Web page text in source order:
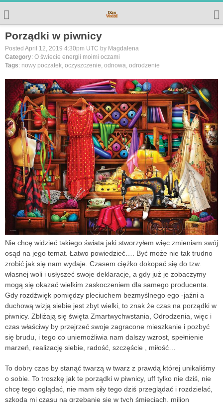
Porządki w piwnicy
Posted April 12, 2019 4:30pm UTC by Magdalena
Category: O świecie energii moimi oczami
Tags: nowy poczatek, oczyszczenie, odnowa, odrodzenie
Nie chcę widzieć takiego świata jaki stworzyłem więc zmieniam swój
osąd na jego temat. Łatwo powiedzieć…. Być może nie tak trudno
zrobić jak się nam wydaje. Czasem ciężko dokopać się do tzw.
własnej woli i usłyszeć swoje deklaracje, a gdy już je zobaczymy
mogą się okazać wielkim zaskoczeniem dla samego producenta.
Gdy rozdźwięk pomiędzy pleciuchem bezmyślnego ego -jaźni a
duchową wizją siebie jest zbyt wielki, to znak że czas na porządki w
piwnicy. Zbliżają się święta Zmartwychwstania, Odrodzenia, więc i
czas właściwy by przejrzeć swoje zagracone mieszkanie i pozbyć
się brudu, i tego co uniemożliwia nam dalszy wzrost, spełnienie
marzeń, realizację siebie, radość, szczęście , miłość…
To dobry czas by stanąć twarzą w twarz z prawdą której unikaliśmy
o sobie. To troszkę jak te porządki w piwnicy, uff tylko nie dziś, nie
chcę tego oglądać, nie mam siły tego dziś przeglądać i rozdzielać,
szkoda mi czasu na grzebanie się w tych śmieciach, milion